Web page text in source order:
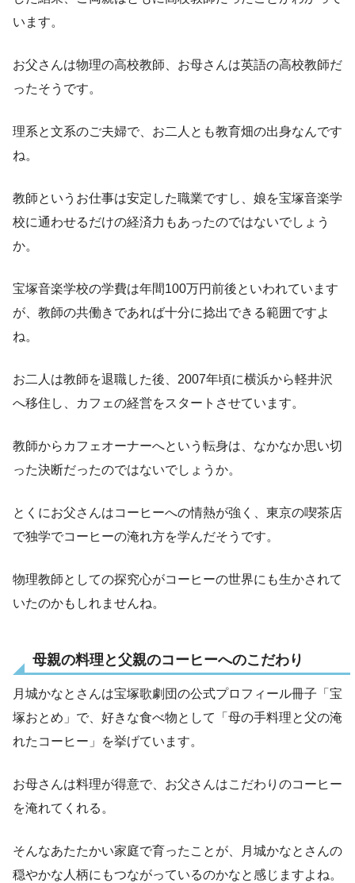
います。
お父さんは物理の高校教師、お母さんは英語の高校教師だ
ったそうです。
理系と文系のご夫婦で、お二人とも教育畑の出身なんです
ね。
教師というお仕事は安定した職業ですし、娘を宝塚音楽学
校に通わせるだけの経済力もあったのではないでしょう
か。
宝塚音楽学校の学費は年間100万円前後といわれています
が、教師の共働きであれば十分に捻出できる範囲ですよ
ね。
お二人は教師を退職した後、2007年頃に横浜から軽井沢
へ移住し、カフェの経営をスタートさせています。
教師からカフェオーナーへという転身は、なかなか思い切
った決断だったのではないでしょうか。
とくにお父さんはコーヒーへの情熱が強く、東京の喫茶店
で独学でコーヒーの淹れ方を学んだそうです。
物理教師としての探究心がコーヒーの世界にも生かされて
いたのかもしれませんね。
母親の料理と父親のコーヒーへのこだわり
月城かなとさんは宝塚歌劇団の公式プロフィール冊子「宝
塚おとめ」で、好きな食べ物として「母の手料理と父の淹
れたコーヒー」を挙げています。
お母さんは料理が得意で、お父さんはこだわりのコーヒー
を淹れてくれる。
そんなあたたかい家庭で育ったことが、月城かなとさんの
穏やかな人柄にもつながっているのかなと感じますよね。